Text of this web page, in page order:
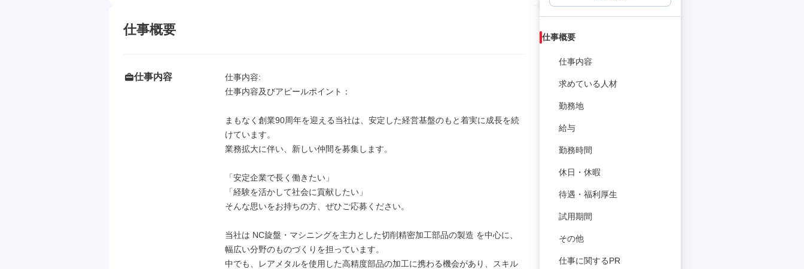
仕事概要
仕事内容
仕事内容:
仕事内容及びアピールポイント：
まもなく創業90周年を迎える当社は、安定した経営基盤のもと着実に成長を続
けています。
業務拡大に伴い、新しい仲間を募集します。
「安定企業で長く働きたい」
「経験を活かして社会に貢献したい」
そんな思いをお持ちの方、ぜひご応募ください。
当社は NC旋盤・マシニングを主力とした切削精密加工部品の製造 を中心に、
幅広い分野のものづくりを担っています。
中でも、レアメタルを使用した高精度部品の加工に携わる機会があり、スキル
仕事概要
仕事内容
求めている人材
勤務地
給与
勤務時間
休日・休暇
待遇・福利厚生
試用期間
その他
仕事に関するPR